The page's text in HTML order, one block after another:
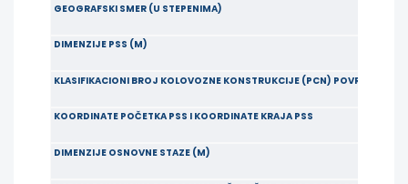
GEOGRAFSKI SMER (U STEPENIMA)
DIMENZIJE PSS (M)
KLASIFIKACIONI BROJ KOLOVOZNE KONSTRUKCIJE (PCN) POVRŠINE PSS
KOORDINATE POČETKA PSS I KOORDINATE KRAJA PSS
DIMENZIJE OSNOVNE STAZE (M)